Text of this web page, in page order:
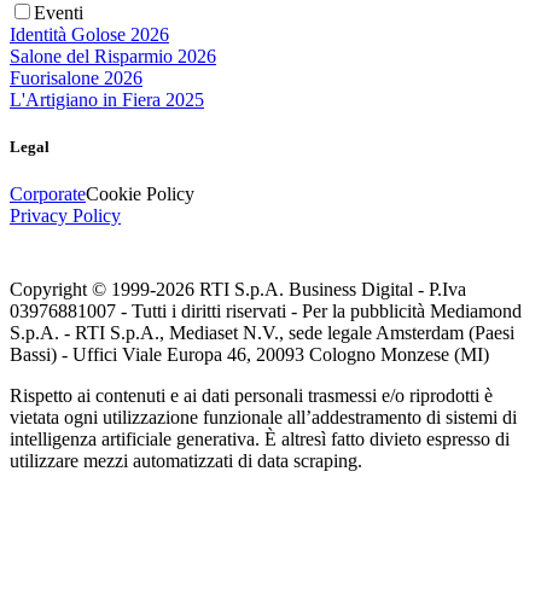
Eventi
Identità Golose 2026
Salone del Risparmio 2026
Fuorisalone 2026
L'Artigiano in Fiera 2025
Legal
CorporateCookie Policy
Privacy Policy
Copyright © 1999-2026 RTI S.p.A. Business Digital - P.Iva
03976881007 - Tutti i diritti riservati - Per la pubblicità Mediamond
S.p.A. - RTI S.p.A., Mediaset N.V., sede legale Amsterdam (Paesi
Bassi) - Uffici Viale Europa 46, 20093 Cologno Monzese (MI)
Rispetto ai contenuti e ai dati personali trasmessi e/o riprodotti è
vietata ogni utilizzazione funzionale all’addestramento di sistemi di
intelligenza artificiale generativa. È altresì fatto divieto espresso di
utilizzare mezzi automatizzati di data scraping.